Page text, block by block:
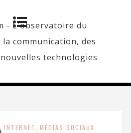
INTERNET, MÉDIAS SOCIAUX